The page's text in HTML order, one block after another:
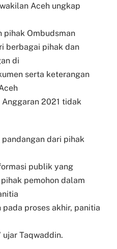
Aceh ungkap
pihak Ombudsman
berbagai pihak dan
di
serta keterangan
Anggaran 2021 tidak
dari pihak
publik yang
pemohon dalam
proses akhir, panitia
ujar Taqwaddin.